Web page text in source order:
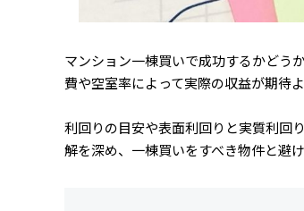
マンション一棟買いで成功するかどう
費や空室率によって実際の収益が期待
利回りの目安や表面利回りと実質利回
解を深め、一棟買いをすべき物件と避